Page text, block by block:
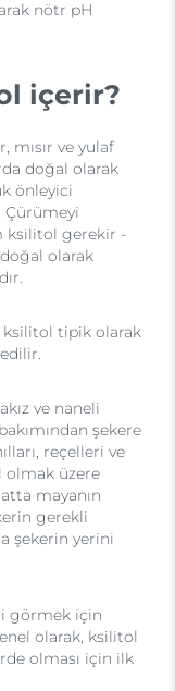
nötr pH
içerir?
mısır ve yulaf
doğal olarak
önleyici
ksilitol gerekir -
olarak
ksilitol tipik olarak
ve naneli
şekere
reçelleri ve
olmak üzere
mayanın
gerekli
şekerin yerini
görmek için
olarak, ksilitol
olması için ilk